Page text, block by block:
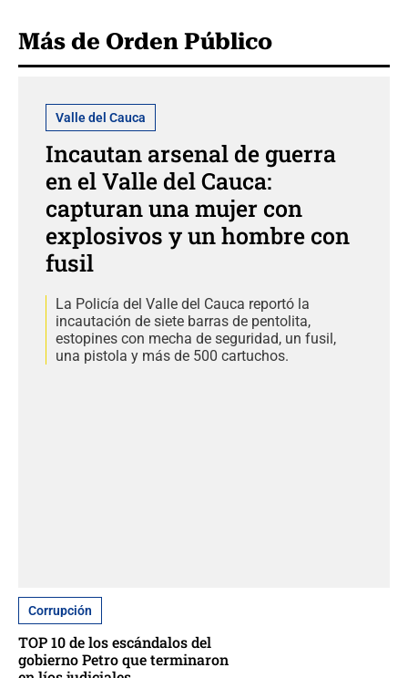
Más de Orden Público
Valle del Cauca
Incautan arsenal de guerra
en el Valle del Cauca:
capturan una mujer con
explosivos y un hombre con
fusil
La Policía del Valle del Cauca reportó la
incautación de siete barras de pentolita,
estopines con mecha de seguridad, un fusil,
una pistola y más de 500 cartuchos.
Corrupción
TOP 10 de los escándalos del
gobierno Petro que terminaron